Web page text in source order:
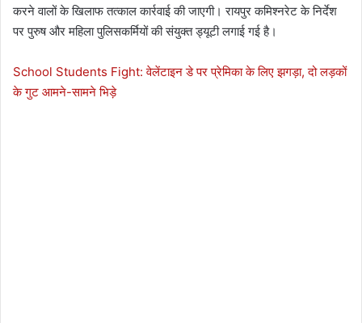
करने वालों के खिलाफ तत्काल कार्रवाई की जाएगी। रायपुर कमिश्नरेट के निर्देश
पर पुरुष और महिला पुलिसकर्मियों की संयुक्त ड्यूटी लगाई गई है।
School Students Fight: वेलेंटाइन डे पर प्रेमिका के लिए झगड़ा, दो लड़कों
के गुट आमने-सामने भिड़े